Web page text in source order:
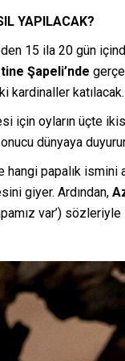
YAPILACAK?
15 ila 20 gün
Şapeli’nde
kardinaller katılacak.
için oyların üçte
dünyaya
hangi papalık
giyer. Ardından,
var’)